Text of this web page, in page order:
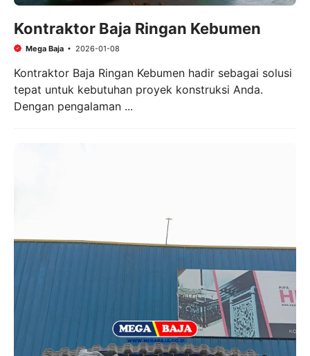
Kontraktor Baja Ringan Kebumen
Mega Baja 2026-01-08
Kontraktor Baja Ringan Kebumen hadir sebagai solusi
tepat untuk kebutuhan proyek konstruksi Anda.
Dengan pengalaman ...